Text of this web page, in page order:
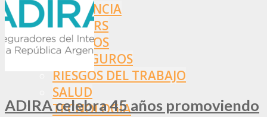
ASISTENCIA
BROKERS
SEGUROS
REASEGUROS
RIESGOS DEL TRABAJO
SALUD
TECNOLOGÍA
ADIRA celebra 45 años promoviendo